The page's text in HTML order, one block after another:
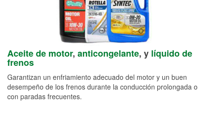
Aceite de motor, anticongelante, y líquido de
frenos
Garantizan un enfriamiento adecuado del motor y un buen
desempeño de los frenos durante la conducción prolongada o
con paradas frecuentes.